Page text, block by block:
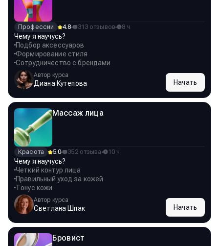
Профессии 4.8 313 отзывов 8 ч
Чему я научусь?
Подбор аксессуаров
Формирование стиля
Сотрудничество с брендами
Автор курса
Диана Кутепова Начать
Массаж лица
Красота 5.0 352 отзыва 10 ч
Чему я научусь?
Четкий контур лица
Правильный уход за кожей
Тонус кожи
Автор курса
Светлана Шпак Начать
Бровист